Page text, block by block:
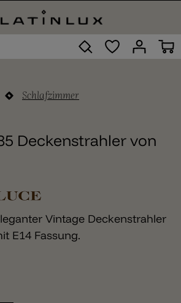
Schlafzimmer
Deckenstrahler von
Vintage Deckenstrahler
E14 Fassung.